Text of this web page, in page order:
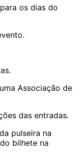
os dias do
Associação de
das entradas.
pulseira na
bilhete na